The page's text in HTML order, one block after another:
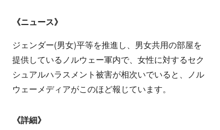
《ニュース》
ジェンダー(男女)平等を推進し、男女共用の部屋を
提供しているノルウェー軍内で、女性に対するセク
シュアルハラスメント被害が相次いでいると、ノル
ウェーメディアがこのほど報じています。
《詳細》